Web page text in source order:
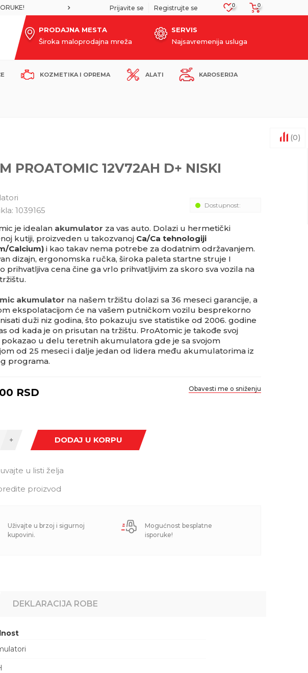
SIGURNO PLAĆANJE PLATNIM KARTICAMA! 0
0
Prijavite se Registrujte se
PRODAJNA MESTA
Široka maloprodajna mreža
SERVIS
Najsavremenija usluga
KOZMETIKA I OPREMA ALATI KAROSERIJA
PROATOMIC 12V72AH D+ NISKI
1039165
Dostupnost:
je idealan akumulator za vas auto. Dolazi u hermetički
kutiji, proizveden u takozvanoj Ca/Ca tehnologiji
Calcium) i kao takav nema potrebe za dodatnim održavanjem.
dizajn, ergonomska ručka, široka paleta startne struje I
prihvatljiva cena čine ga vrlo prihvatljivim za skoro sva vozila na
akumulator na našem tržištu dolazi sa 36 meseci garancije, a
ekspolatacijom će na vašem putničkom vozilu besprekorno
duži niz godina, što pokazuju sve statistike od 2006. godine
od kada je on prisutan na tržištu. ProAtomic je takođe svoj
u delu teretnih akumulatora gde je sa svojom
od 25 meseci i dalje jedan od lidera među akumulatorima iz
programa.
RSD Obavesti me o sniženju
DODAJ U KORPU
u listi želja
proizvod
Uživajte u brzoj i sigurnoj
kupovini.
Mogućnost besplatne
isporuke!
DEKLARACIJA ROBE
(0)